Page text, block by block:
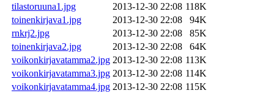
tilastoruuna1.jpg
2013-12-30 22:08 118K
toinenkirjava1.jpg
2013-12-30 22:08
94K
rnkrj2.jpg
2013-12-30 22:08
85K
toinenkirjava2.jpg
2013-12-30 22:08
64K
voikonkirjavatamma2.jpg 2013-12-30 22:08 113K
voikonkirjavatamma3.jpg 2013-12-30 22:08 114K
voikonkirjavatamma4.jpg 2013-12-30 22:08 115K